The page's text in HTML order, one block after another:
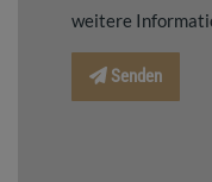
weitere
Senden